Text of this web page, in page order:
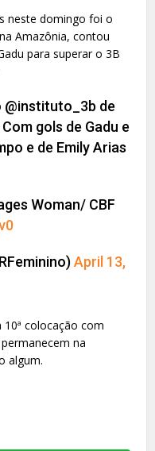
neste domingo foi o
Amazônia, contou
para superar o 3B
@instituto_3b de
gols de Gadu e
e de Emily Arias
Woman/ CBF
April 13,
colocação com
na
algum.